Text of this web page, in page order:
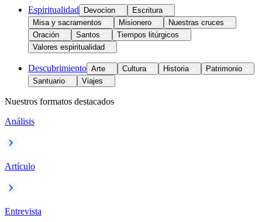
Espiritualidad Devocion
Escritura
Misa y sacramentos
Misionero
Nuestras cruces
Oración
Santos
Tiempos litúrgicos
Valores espiritualidad
Descubrimiento Arte Cultura Historia
Patrimonio
Santuario
Viajes
Nuestros formatos destacados
Análisis
Artículo
Entrevista